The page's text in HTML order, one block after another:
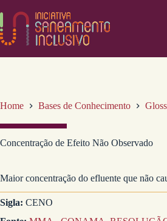
para
o
conteúdo
Home Bases de Conhecimento
Concentração de Efeito Não Observado
Maior concentração do efluente que não
Sigla: CENO